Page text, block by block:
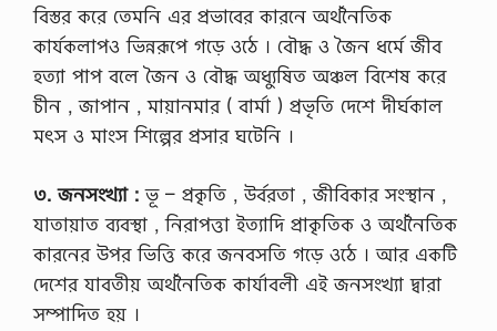
বিস্তর করে তেমনি এর প্রভাবের কারনে অর্থনৈতিক
কার্যকলাপও ভিন্নরূপে গড়ে ওঠে । বৌদ্ধ ও জৈন ধর্মে জীব
হত্যা পাপ বলে জৈন ও বৌদ্ধ অধ্যুষিত অঞ্চল বিশেষ করে
চীন , জাপান , মায়ানমার ( বার্মা ) প্রভৃতি দেশে দীর্ঘকাল
মৎস ও মাংস শিল্পের প্রসার ঘটেনি ।
৩. জনসংখ্যা :ভূ – প্রকৃতি , উর্বরতা , জীবিকার সংস্থান ,
যাতায়াত ব্যবস্থা , নিরাপত্তা ইত্যাদি প্রাকৃতিক ও অর্থনৈতিক
কারনের উপর ভিত্তি করে জনবসতি গড়ে ওঠে । আর একটি
দেশের যাবতীয় অর্থনৈতিক কার্যাবলী এই জনসংখ্যা দ্বারা
সম্পাদিত হয় ।